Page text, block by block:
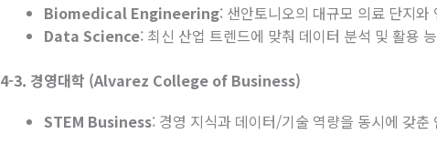
Biomedical Engineering: 샌안토니오의 대규모 의료 단지와
Data Science: 최신 산업 트렌드에 맞춰 데이터 분석 및 활용
4-3. 경영대학 (Alvarez College of Business)
STEM Business: 경영 지식과 데이터/기술 역량을 동시에 갖춘